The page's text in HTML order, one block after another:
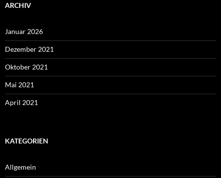
ARCHIV
Januar 2026
Dezember 2021
Oktober 2021
Mai 2021
April 2021
KATEGORIEN
Allgemein